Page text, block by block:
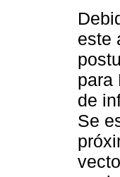
este
para
de
Se